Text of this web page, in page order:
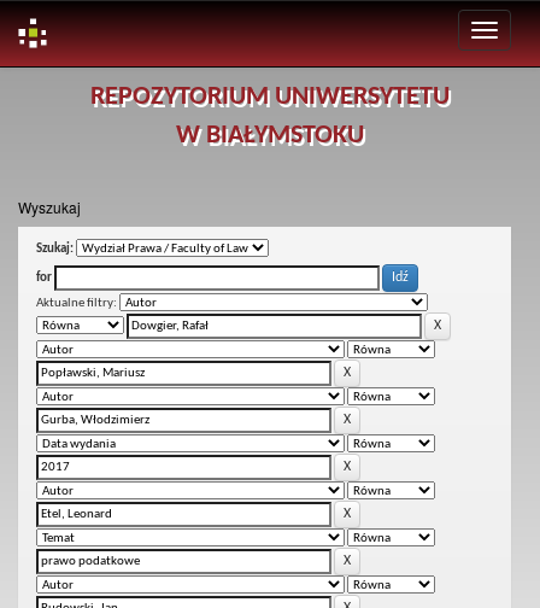
REPOZYTORIUM UNIWERSYTETU
W BIAŁYMSTOKU
Wyszukaj
Szukaj:
for
Aktualne filtry: